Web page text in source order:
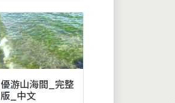
優游山海間_完整
版_中文